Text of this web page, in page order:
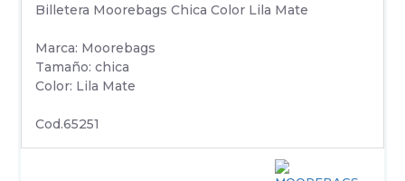
Billetera Moorebags Chica Color Lila Mate
Marca: Moorebags
Tamaño: chica
Color: Lila Mate
Cod.65251